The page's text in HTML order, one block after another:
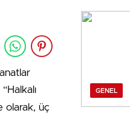
“Halkalı
olarak, üç
GENEL